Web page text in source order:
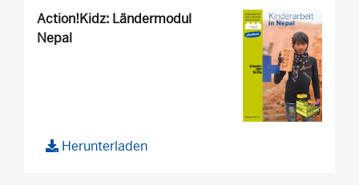
Action!Kidz: Ländermodul
Nepal
Herunterladen